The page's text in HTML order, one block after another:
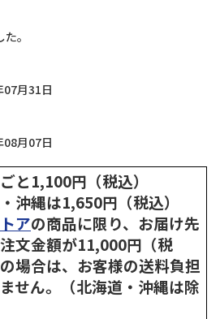
。
月31日
月07日
と1,100円（税込）
沖縄は1,650円（税込）
アの商品に限り、お届け先
文金額が11,000円（税
場合は、お客様の送料負担
せん。（北海道・沖縄は除